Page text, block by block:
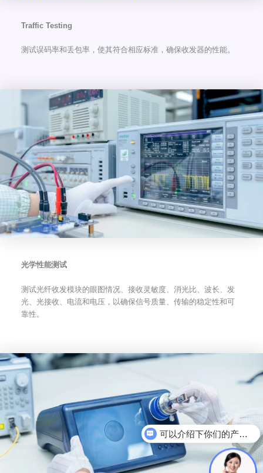
Traffic Testing
测试误码率和丢包率，使其符合相应标准，确保收发器的性能。
光学性能测试
测试光纤收发模块的眼图情况、接收灵敏度、消光比、波长、发
光、光接收、电流和电压，以确保信号质量、传输的稳定性和可
靠性。
可以介绍下你们的产品么